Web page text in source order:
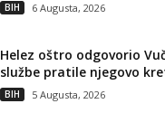
BIH 6 Augusta, 2026
Helez oštro odgovorio
službe pratile njegovo
BIH 5 Augusta, 2026